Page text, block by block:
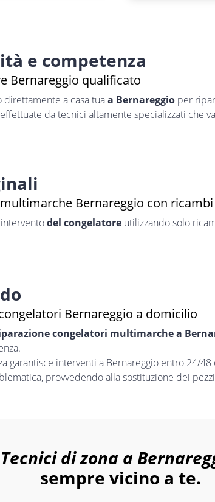
e competenza
Bernareggio qualificato
direttamente a casa tuaa Bernareggio per
da tecnici altamente specializzati che
Bernareggio con
del congelatore utilizzando solo
Bernareggio a domicilio
congelatori multimarche a
garantisce interventi a Bernareggio entro 24/48
provvedendo alla sostituzione dei
Tecnici di zona a
sempre vicino a te.